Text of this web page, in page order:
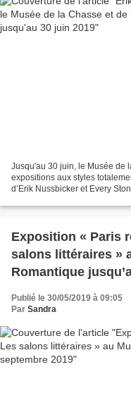
Jusqu'au 30 juin, le Musée de
expositions aux styles
d’Erik Nussbicker et Every
Exposition « Paris romantique
salons littéraires »
Romantique
Publié le 30/05/2019 à 09:05
Par Sandra